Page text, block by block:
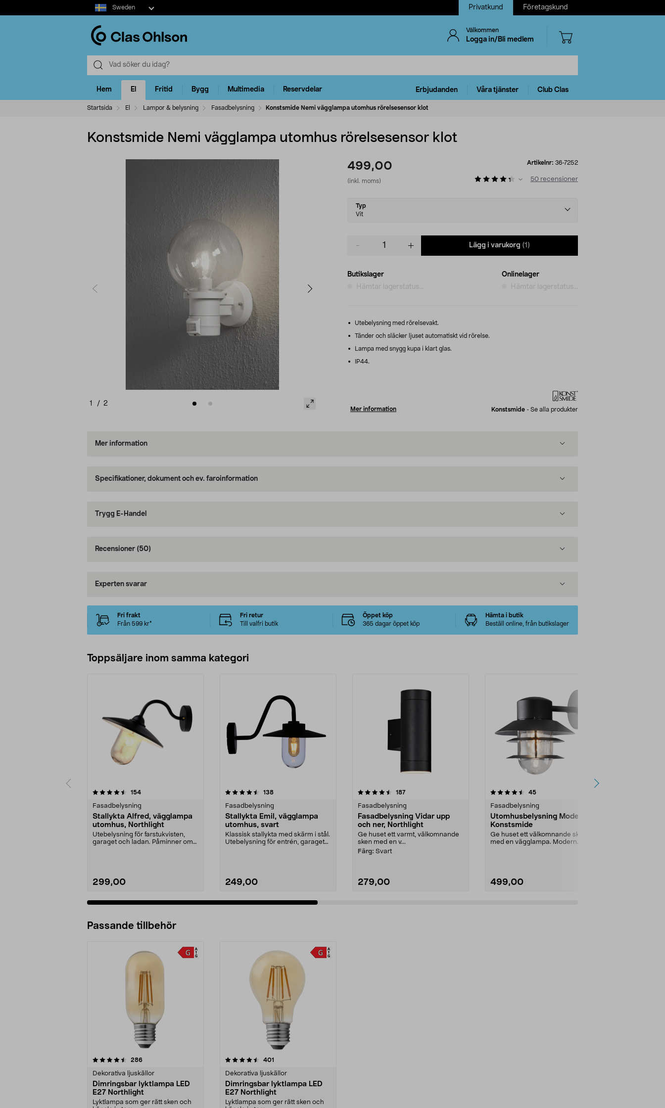
Select
market
Sweden Privatkund Företagskund
Välkommen
Logga in/Bli medlem
Hem El Fritid Bygg Multimedia Reservdelar Erbjudanden Våra tjänster Club Clas
Startsida El Lampor & belysning Fasadbelysning Konstsmide Nemi vägglampa utomhus rörelsesensor klot
Konstsmide Nemi vägglampa utomhus rörelsesensor klot
1 / 2
499,00
(inkl. moms)
Artikelnr: 36-7252
50 recensioner
Select
variant
Typ
Vit
Lägg i varukorg (1)
Butikslager
Hämtar lagerstatus...
Onlinelager
Hämtar lagerstatus...
Utebelysning med rörelsevakt.
Tänder och släcker ljuset automatiskt vid rörelse.
Lampa med snygg kupa i klart glas.
IP44.
Mer information Konstsmide - Se alla produkter
Mer information
Specifikationer, dokument och ev. faroinformation
Trygg E-Handel
Recensioner (50)
Experten svarar
Fri frakt
Från 599 kr*
Fri retur
Till valfri butik
Öppet köp
365 dagar öppet köp
Hämta i butik
Beställ online, från butikslager
Toppsäljare inom samma kategori
154recensioner
Fasadbelysning
Stallykta Alfred, vägglampa
utomhus, Northlight
Utebelysning för farstukvisten,
garaget och ladan. Påminner om
299,00
4.5 av 5 stjärnor 138recensioner
Fasadbelysning
Stallykta Emil, vägglampa
utomhus, svart
Klassisk stallykta med skärm i stål.
Utebelysning för entrén, garaget
249,00
4.5 av 5 stjärnor 187recensioner
Fasadbelysning
Fasadbelysning Vidar upp
och ner, Northlight
Ge huset ett varmt, välkomnande
sken med en v...
Färg: Svart
279,00
4.5 av 5 stjärnor 45recensioner
Fasadbelysning
Utomhusbelysning Modena
Konstsmide
Ge huset ett välkomnande sken
med en vägglampa. Modern
499,00
4.5 av 5 stjärnor
Passande tillbehör
286recensioner
Dekorativa ljuskällor
Dimringsbar lyktlampa LED
E27 Northlight
Lyktlampa som ger rätt sken och
4.5av 5 stjärnor 401
Dekorativa ljuskällor
Dimringsbar lyktlampa LED
E27 Northlight
Lyktlampa som ger rätt sken och